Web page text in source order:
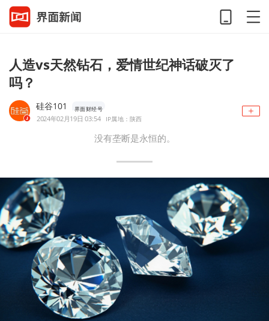
人造vs天然钻石，爱情世纪神话破灭了
吗？
硅谷101 界面财经号
2024年02月19日 03:54 IP属地：陕西
没有垄断是永恒的。